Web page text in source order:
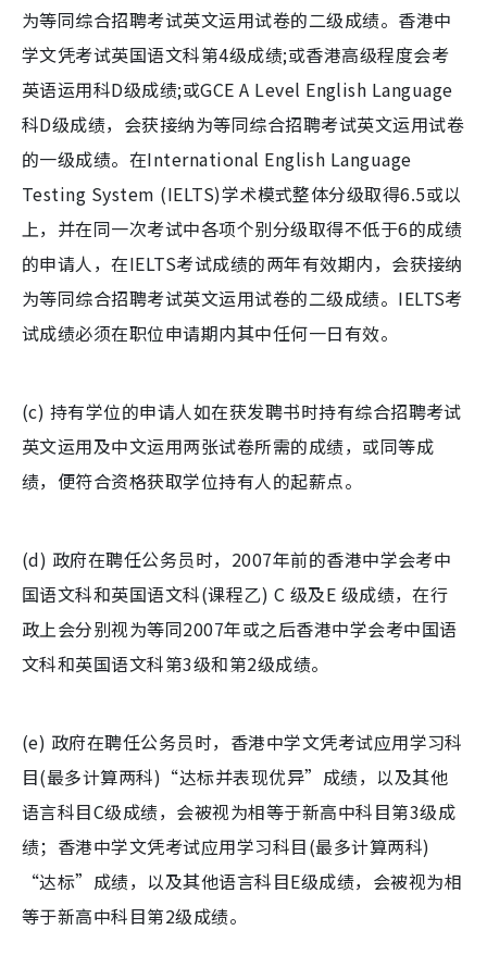
为等同综合招聘考试英文运用试卷的二级成绩。香港中
学文凭考试英国语文科第4级成绩;或香港高级程度会考
英语运用科D级成绩;或GCE A Level English Language
科D级成绩，会获接纳为等同综合招聘考试英文运用试卷
的一级成绩。在International English Language
Testing System (IELTS)学术模式整体分级取得6.5或以
上，并在同一次考试中各项个别分级取得不低于6的成绩
的申请人，在IELTS考试成绩的两年有效期内，会获接纳
为等同综合招聘考试英文运用试卷的二级成绩。IELTS考
试成绩必须在职位申请期内其中任何一日有效。
(c) 持有学位的申请人如在获发聘书时持有综合招聘考试
英文运用及中文运用两张试卷所需的成绩，或同等成
绩，便符合资格获取学位持有人的起薪点。
(d) 政府在聘任公务员时，2007年前的香港中学会考中
国语文科和英国语文科(课程乙) C 级及E 级成绩，在行
政上会分别视为等同2007年或之后香港中学会考中国语
文科和英国语文科第3级和第2级成绩。
(e) 政府在聘任公务员时，香港中学文凭考试应用学习科
目(最多计算两科)“达标并表现优异”成绩，以及其他
语言科目C级成绩，会被视为相等于新高中科目第3级成
绩；香港中学文凭考试应用学习科目(最多计算两科)
“达标”成绩，以及其他语言科目E级成绩，会被视为相
等于新高中科目第2级成绩。